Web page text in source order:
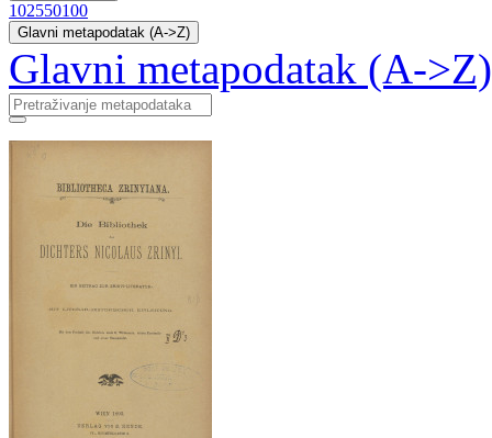
102550100
Glavni metapodatak (A->Z)
Glavni metapodatak (A->Z)